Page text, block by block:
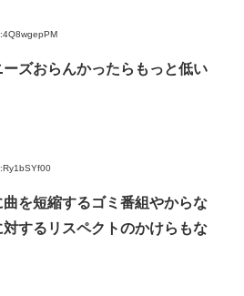
ズおらんかったらもっと低い
を短縮するゴミ番組やからな
するリスペクトのかけらもな